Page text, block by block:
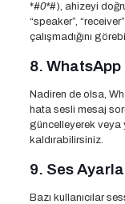
*#0*#), ahizeyi
“speaker”,
çalışmadığını
8. WhatsApp
Nadiren de olsa,
hata sesli mesaj
güncelleyerek veya
kaldırabilirsiniz.
9. Ses
Bazı kullanıcılar